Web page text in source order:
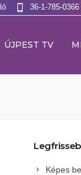
36-1-785-0366
ÚJPEST TV
Képes